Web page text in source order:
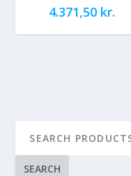
4.371,50 kr.
SEARCH